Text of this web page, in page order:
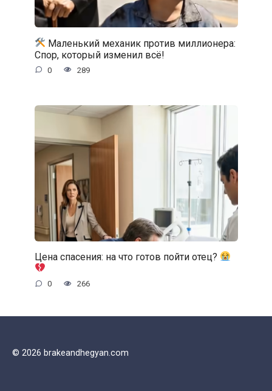
Маленький механик против миллионера:
Спор, который изменил всё!
0 289
Цена спасения: на что готов пойти отец?
0 266
© 2026 brakeandhegyan.com